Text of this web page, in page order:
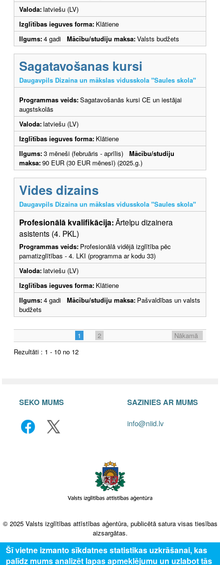
Valoda:latviešu (LV)
Izglītības ieguves forma: Klātiene
Ilgums:4 gadi Mācību/studiju maksa:Valsts budžets
Sagatavošanas kursi
Daugavpils Dizaina un mākslas vidusskola "Saules skola"
Programmas veids:Sagatavošanās kursi CE un iestājai
augstskolās
Valoda:latviešu (LV)
Izglītības ieguves forma: Klātiene
Ilgums:3 mēneši (februāris - aprīlis) Mācību/studiju
maksa:90 EUR (30 EUR mēnesī) (2025.g.)
Vides dizains
Daugavpils Dizaina un mākslas vidusskola "Saules skola"
Profesionālā kvalifikācija:Ārtelpu dizainera
asistents (4. PKL)
Programmas veids: Profesionālā vidējā izglītība pēc
pamatizglītības - 4. LKI (programma ar kodu 33)
Valoda:latviešu (LV)
Izglītības ieguves forma: Klātiene
Ilgums:4 gadi Mācību/studiju maksa: Pašvaldības un valsts
budžets
1 2
Nākamā
Rezultāti : 1 - 10 no 12
SEKO MUMS SAZINIES AR MUMS
info@niid.lv
© 2025 Valsts izglītības attīstības aģentūra, publicētā satura visas tiesības
aizsargātas.
Šī vietne izmanto sīkdatnes statistikas uzkrāšanai, kas
palīdz mums analizēt lapas apmeklējumu un uzlabot tās